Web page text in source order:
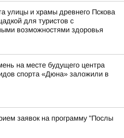
улицы и храмы древнего Пскова
для туристов с
возможностями здоровья
на месте будущего центра
спорта «Дюна» заложили в
заявок на программу "Послы